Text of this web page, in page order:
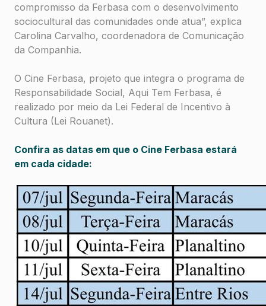
compromisso da Ferbasa com o desenvolvimento
sociocultural das comunidades onde atua”, explica
Carolina Carvalho, coordenadora de Comunicação
da Companhia.
O Cine Ferbasa, projeto que integra o programa de
Responsabilidade Social, Aqui Tem Ferbasa, é
realizado por meio da Lei Federal de Incentivo à
Cultura (Lei Rouanet).
Confira as datas em que o Cine Ferbasa estará
em cada cidade: